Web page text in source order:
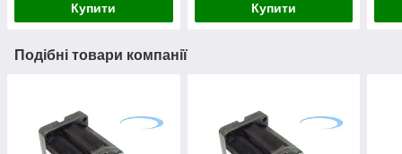
Купити Купити
Подібні товари компанії